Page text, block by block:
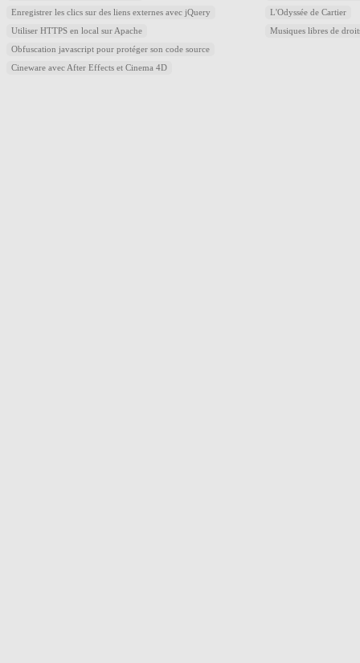
Enregistrer les clics sur des liens externes avec jQuery
Utiliser HTTPS en local sur Apache
Obfuscation javascript pour protéger son code source
Cineware avec After Effects et Cinema 4D
L'Odyssée de Cartier
Musiques libres de